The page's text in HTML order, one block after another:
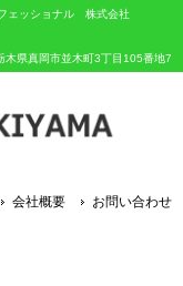
フェッショナル 株式会社
木県真岡市並木町3丁目105番地7
会社概要 お問い合わせ